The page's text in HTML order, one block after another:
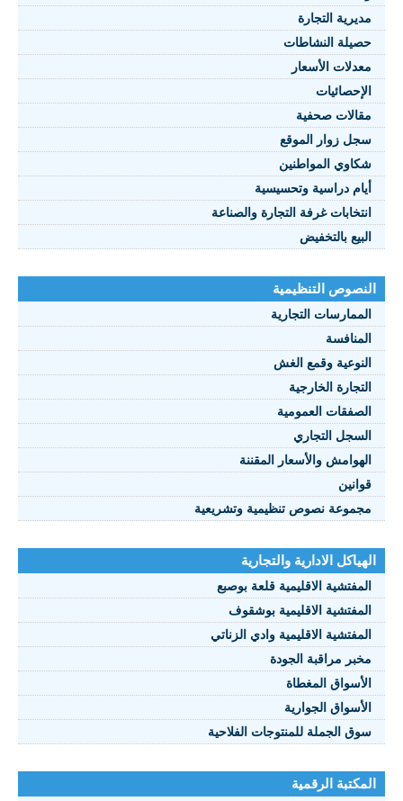
النصوص 2021
FRANÇAIS
مديرية التجارة
حصيلة النشاطات
معدلات الأسعار
الإحصائيات
مقالات صحفية
سجل زوار الموقع
شكاوي المواطنين
أيام دراسية وتحسيسية
انتخابات غرفة التجارة والصناعة
البيع بالتخفيض
النصوص التنظيمية
الممارسات التجارية
المنافسة
النوعية وقمع الغش
التجارة الخارجية
الصفقات العمومية
السجل التجاري
الهوامش والأسعار المقننة
قوانين
مجموعة نصوص تنظيمية وتشريعية
الهياكل الادارية والتجارية
المفتشية الاقليمية قلعة بوصبع
المفتشية الاقليمية بوشقوف
المفتشية الاقليمية وادي الزناتي
مخبر مراقبة الجودة
الأسواق المغطاة
الأسواق الجوارية
سوق الجملة للمنتوجات الفلاحية
المكتبة الرقمية